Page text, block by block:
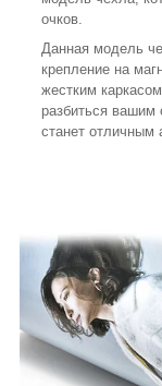
очков.
Данная модель
крепление на
жестким
разбиться
станет отличным